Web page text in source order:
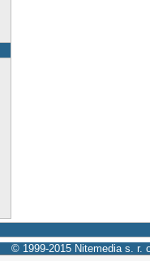
© 1999-2015 Nitemedia s. r.